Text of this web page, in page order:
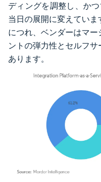
ディングを調整し、か
当日の展開に変えていま
につれ、ベンダーはマ
ントの弾力性とセルフ
あります。